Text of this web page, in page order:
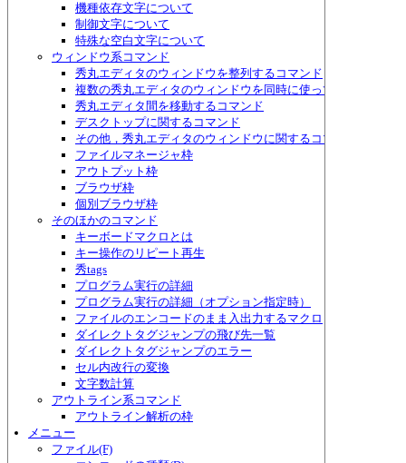
機種依存文字について
制御文字について
特殊な空白文字について
ウィンドウ系コマンド
秀丸エディタのウィンドウを整列するコマンド
複数の秀丸エディタのウィンドウを同時に使って作業するた
秀丸エディタ間を移動するコマンド
デスクトップに関するコマンド
その他，秀丸エディタのウィンドウに関するコマンド
ファイルマネージャ枠
アウトプット枠
ブラウザ枠
個別ブラウザ枠
そのほかのコマンド
キーボードマクロとは
キー操作のリピート再生
秀tags
プログラム実行の詳細
プログラム実行の詳細（オプション指定時）
ファイルのエンコードのまま入出力するマクロ
ダイレクトタグジャンプの飛び先一覧
ダイレクトタグジャンプのエラー
セル内改行の変換
文字数計算
アウトライン系コマンド
アウトライン解析の枠
メニュー
ファイル(F)